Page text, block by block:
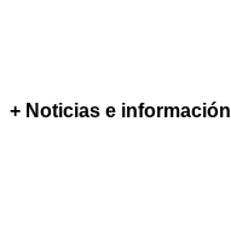
+ Noticias e información